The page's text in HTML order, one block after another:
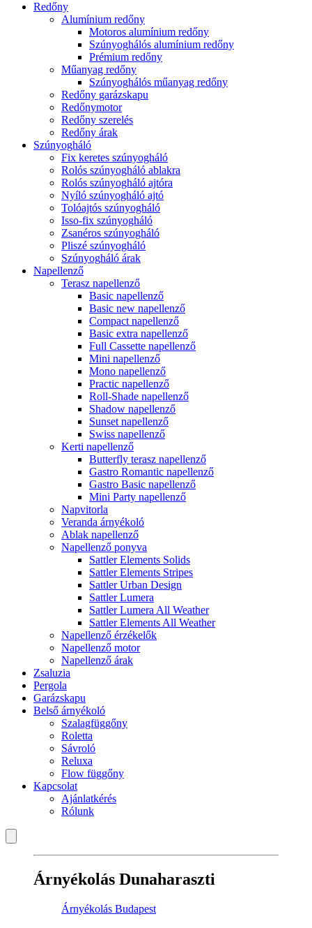
Redőny
Alumínium redőny
Motoros alumínium redőny
Szúnyoghálós alumínium redőny
Prémium redőny
Műanyag redőny
Szúnyoghálós műanyag redőny
Redőny garázskapu
Redőnymotor
Redőny szerelés
Redőny árak
Szúnyogháló
Fix keretes szúnyogháló
Rolós szúnyogháló ablakra
Rolós szúnyogháló ajtóra
Nyíló szúnyogháló ajtó
Tolóajtós szúnyogháló
Isso-fix szúnyogháló
Zsanéros szúnyogháló
Pliszé szúnyogháló
Szúnyogháló árak
Napellenző
Terasz napellenző
Basic napellenző
Basic new napellenző
Compact napellenző
Basic extra napellenző
Full Cassette napellenző
Mini napellenző
Mono napellenző
Practic napellenző
Roll-Shade napellenző
Shadow napellenző
Sunset napellenző
Swiss napellenző
Kerti napellenző
Butterfly terasz napellenző
Gastro Romantic napellenző
Gastro Basic napellenző
Mini Party napellenző
Napvitorla
Veranda árnyékoló
Ablak napellenző
Napellenző ponyva
Sattler Elements Solids
Sattler Elements Stripes
Sattler Urban Design
Sattler Lumera
Sattler Lumera All Weather
Sattler Elements All Weather
Napellenző érzékelők
Napellenző motor
Napellenző árak
Zsaluzia
Pergola
Garázskapu
Belső árnyékoló
Szalagfüggőny
Roletta
Sávroló
Reluxa
Flow függőny
Kapcsolat
Ajánlatkérés
Rólunk
Árnyékolás Dunaharaszti
Árnyékolás Budapest